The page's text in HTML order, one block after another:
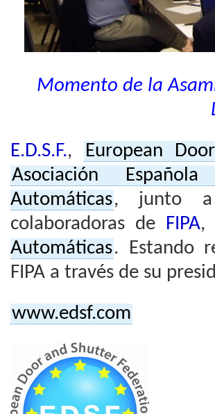
Momento de la
E.D.S.F.,
European
Asociación
Automáticas, junto
colaboradoras de FIPA,
Automáticas. Estando
FIPA a través de su
www.edsf.com